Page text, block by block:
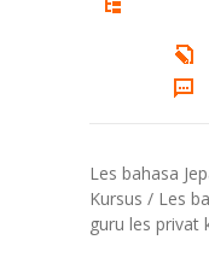
Les bahasa
Kursus / Les
guru les privat